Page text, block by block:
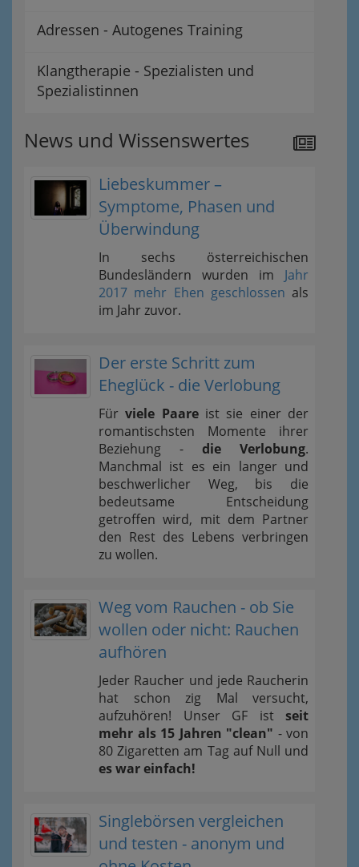
Adressen - Autogenes Training
Klangtherapie - Spezialisten und
Spezialistinnen
News und Wissenswertes
Liebeskummer –
Symptome, Phasen und
Überwindung
In sechs österreichischen
Bundesländern wurden im Jahr
2017 mehr Ehen geschlossen als
im Jahr zuvor.
Der erste Schritt zum
Eheglück - die Verlobung
Fürviele Paareist sie einer der
romantischsten Momente ihrer
Beziehung - die Verlobung.
Manchmal ist es ein langer und
beschwerlicher Weg, bis die
bedeutsame Entscheidung
getroffen wird, mit dem Partner
den Rest des Lebens verbringen
zu wollen.
Weg vom Rauchen - ob Sie
wollen oder nicht: Rauchen
aufhören
Jeder Raucher und jede Raucherin
hat schon zig Mal versucht,
aufzuhören! Unser GF ist seit
mehr als 15 Jahren "clean" - von
80 Zigaretten am Tag auf Null und
es war einfach!
Singlebörsen vergleichen
und testen - anonym und